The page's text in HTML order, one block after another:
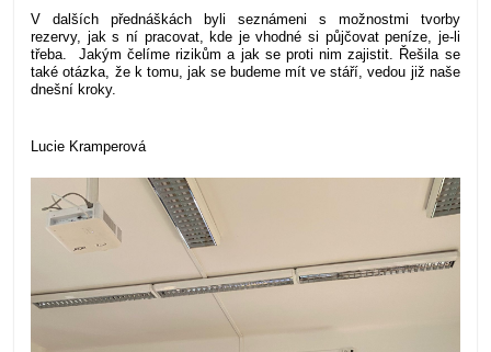
V dalších přednáškách byli seznámeni s možnostmi tvorby
rezervy, jak s ní pracovat, kde je vhodné si půjčovat peníze, je-li
třeba. Jakým čelíme rizikům a jak se proti nim zajistit. Řešila se
také otázka, že k tomu, jak se budeme mít ve stáří, vedou již naše
dnešní kroky.
Lucie Kramperová